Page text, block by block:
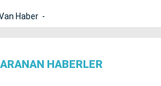
Haber
HABERLER